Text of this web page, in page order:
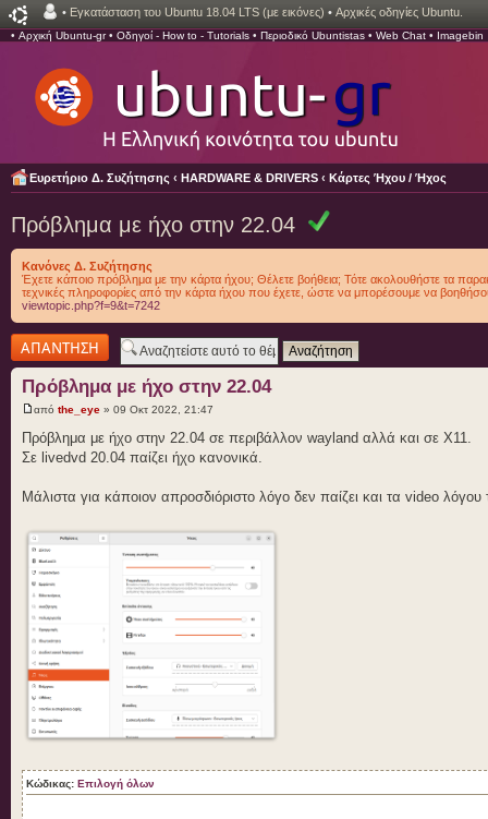
• Εγκατάσταση του Ubuntu 18.04 LTS (με εικόνες) • Αρχικές οδηγίες Ubuntu.
• Αρχική Ubuntu-gr• Οδηγοί - How to - Tutorials • Περιοδικό Ubuntistas • Web Chat • Imagebin
Ευρετήριο Δ. Συζήτησης ‹ HARDWARE & DRIVERS ‹ Κάρτες Ήχου / Ήχος
Πρόβλημα με ήχο στην 22.04
Κανόνες Δ. Συζήτησης
Έχετε κάποιο πρόβλημα με την κάρτα ήχου; Θέλετε βοήθεια; Τότε ακολουθήστε τα
τεχνικές πληροφορίες από την κάρτα ήχου που έχετε, ώστε να μπορέσουμε να
viewtopic.php?f=9&t=7242
Δημιουργία
απάντησης
Πρόβλημα με ήχο στην 22.04
από the_eye » 09 Οκτ 2022, 21:47
Πρόβλημα με ήχο στην 22.04 σε περιβάλλον wayland αλλά και σε X11.
Σε livedvd 20.04 παίζει ήχο κανονικά.
Μάλιστα για κάποιον απροσδιόριστο λόγο δεν παίζει και τα video
Κώδικας: Επιλογή όλων